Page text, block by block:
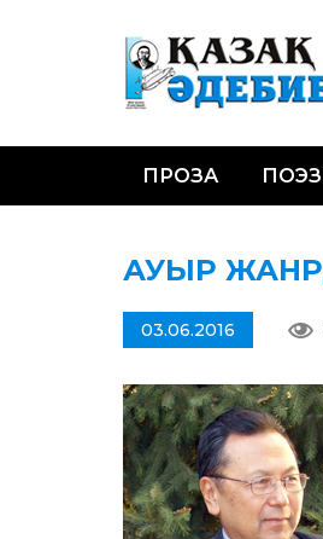
ПРОЗА
АУЫР
03.06.2016